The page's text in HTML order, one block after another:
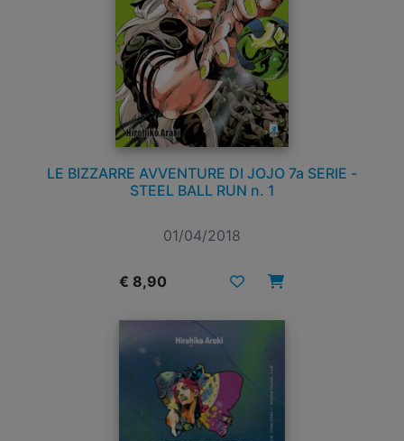
LE BIZZARRE AVVENTURE DI JOJO 7a SERIE -
STEEL BALL RUN n. 1
01/04/2018
€ 8,90